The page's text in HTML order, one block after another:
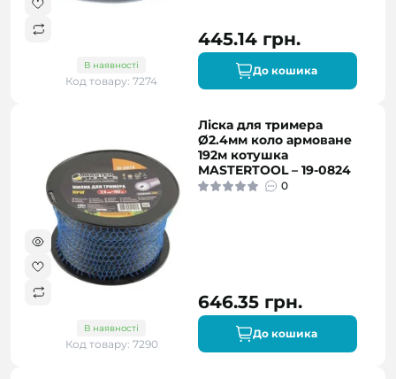
В наявності
Код товару: 7274
445.14 грн.
До кошика
В наявності
Код товару: 7290
Ліска для тримера
Ø2.4мм коло армоване
192м котушка
MASTERTOOL – 19-0824
0
646.35 грн.
До кошика